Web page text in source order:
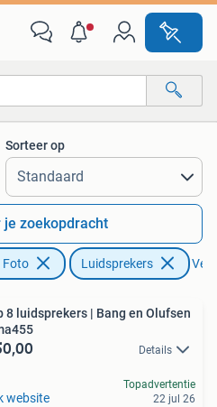
Sorteer op
je zoekopdracht
Foto Luidsprekers
8 luidsprekers | Bang en Olufsen
Details
website
Topadvertentie
22 jul 26